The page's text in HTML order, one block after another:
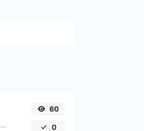
Sube una imagen de un código QR y extrae los datos de ella.
60
0